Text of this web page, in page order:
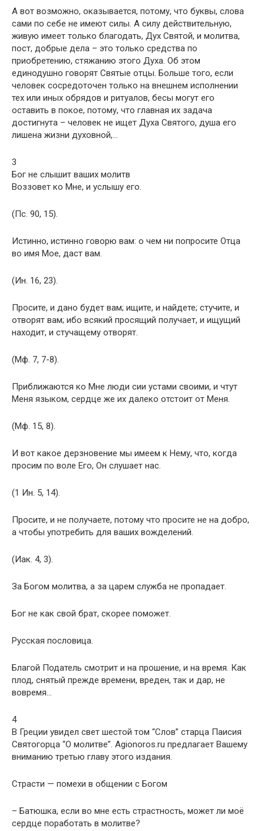
А вот возможно, оказывается, потому, что буквы, слова
сами по себе не имеют силы. А силу действительную,
живую имеет только благодать, Дух Святой, и молитва,
пост, добрые дела – это только средства по
приобретению, стяжанию этого Духа. Об этом
единодушно говорят Святые отцы. Больше того, если
человек сосредоточен только на внешнем исполнении
тех или иных обрядов и ритуалов, бесы могут его
оставить в покое, потому, что главная их задача
достигнута – человек не ищет Духа Святого, душа его
лишена жизни духовной,…
3
Бог не слышит ваших молитв
Воззовет ко Мне, и услышу его.
(Пс. 90, 15).
Истинно, истинно говорю вам: о чем ни попросите Отца
во имя Мое, даст вам.
(Ин. 16, 23).
Просите, и дано будет вам; ищите, и найдете; стучите, и
отворят вам; ибо всякий просящий получает, и ищущий
находит, и стучащему отворят.
(Мф. 7, 7-8).
Приближаются ко Мне люди сии устами своими, и чтут
Меня языком, сердце же их далеко отстоит от Меня.
(Мф. 15, 8).
И вот какое дерзновение мы имеем к Нему, что, когда
просим по воле Его, Он слушает нас.
(1 Ин. 5, 14).
Просите, и не получаете, потому что просите не на добро,
а чтобы употребить для ваших вожделений.
(Иак. 4, 3).
За Богом молитва, а за царем служба не пропадает.
Бог не как свой брат, скорее поможет.
Русская пословица.
Благой Податель смотрит и на прошение, и на время. Как
плод, снятый прежде времени, вреден, так и дар, не
вовремя…
4
В Греции увидел свет шестой том “Слов” старца Паисия
Святогорца “О молитве”. Agionoros.ru предлагает Вашему
вниманию третью главу этого издания.
Страсти — помехи в общении с Богом
– Батюшка, если во мне есть страстность, может ли моё
сердце поработать в молитве?